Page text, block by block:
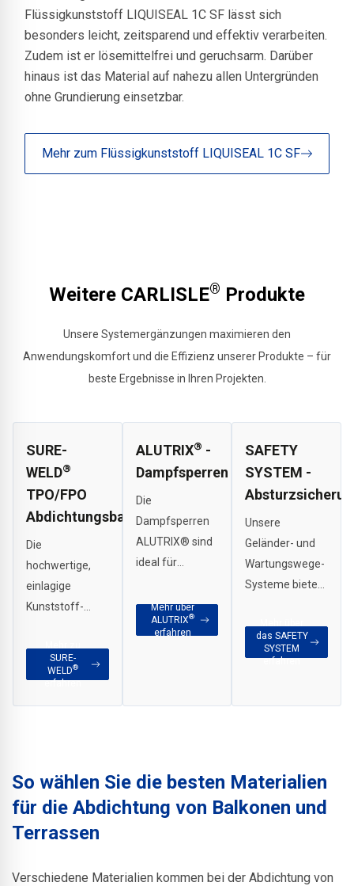
Flüssigkunststoff LIQUISEAL 1C SF lässt sich
besonders leicht, zeitsparend und effektiv verarbeiten.
Zudem ist er lösemittelfrei und geruchsarm. Darüber
hinaus ist das Material auf nahezu allen Untergründen
ohne Grundierung einsetzbar.
Mehr zum Flüssigkunststoff LIQUISEAL 1C SF
Weitere CARLISLE® Produkte
Unsere Systemergänzungen maximieren den
Anwendungskomfort und die Effizienz unserer Produkte – für
beste Ergebnisse in Ihren Projekten.
SURE-
WELD®
TPO/FPO
Abdichtungsbahnen
Die
hochwertige,
einlagige
Kunststoff-
– speziell für
großflächige
Gewerbedächer.
SURE-
WELD®
erfahren
ALUTRIX® -
Dampfsperren
Die
Dampfsperren
ALUTRIX® sind
ideal für
kostengünstige
Installationen in
oder für die
während der
Bauphase.
Mehr über
ALUTRIX®
erfahren
SAFETY
SYSTEM -
Unsere
Geländer- und
Wartungswege-
Systeme bieten
und
zuverlässigen
während
das SAFETY
SYSTEM
erfahren
So wählen Sie die besten Materialien
für die Abdichtung von Balkonen und
Terrassen
Verschiedene Materialien kommen bei der Abdichtung von